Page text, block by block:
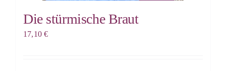
Die stürmische Braut
17,10€